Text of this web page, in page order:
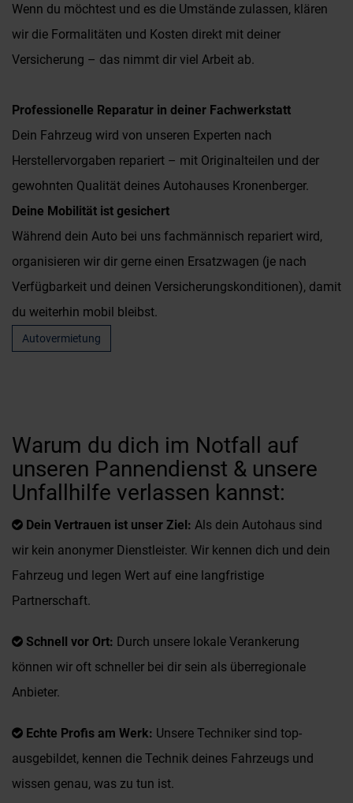
Wenn du möchtest und es die Umstände zulassen, klären
wir die Formalitäten und Kosten direkt mit deiner
Versicherung – das nimmt dir viel Arbeit ab.
Professionelle Reparatur in deiner Fachwerkstatt
Dein Fahrzeug wird von unseren Experten nach
Herstellervorgaben repariert – mit Originalteilen und der
gewohnten Qualität deines Autohauses Kronenberger.
Deine Mobilität ist gesichert
Während dein Auto bei uns fachmännisch repariert wird,
organisieren wir dir gerne einen Ersatzwagen (je nach
Verfügbarkeit und deinen Versicherungskonditionen), damit
du weiterhin mobil bleibst.
Autovermietung
Warum du dich im Notfall auf
unseren Pannendienst & unsere
Unfallhilfe verlassen kannst:
Dein Vertrauen ist unser Ziel: Als dein Autohaus sind
wir kein anonymer Dienstleister. Wir kennen dich und dein
Fahrzeug und legen Wert auf eine langfristige
Partnerschaft.
Schnell vor Ort: Durch unsere lokale Verankerung
können wir oft schneller bei dir sein als überregionale
Anbieter.
Echte Profis am Werk: Unsere Techniker sind top-
ausgebildet, kennen die Technik deines Fahrzeugs und
wissen genau, was zu tun ist.